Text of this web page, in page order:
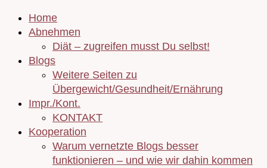
Home
Abnehmen
Diät – zugreifen musst Du selbst!
Blogs
Weitere Seiten zu
Übergewicht/Gesundheit/Ernährung
Impr./Kont.
KONTAKT
Kooperation
Warum vernetzte Blogs besser
funktionieren – und wie wir dahin kommen